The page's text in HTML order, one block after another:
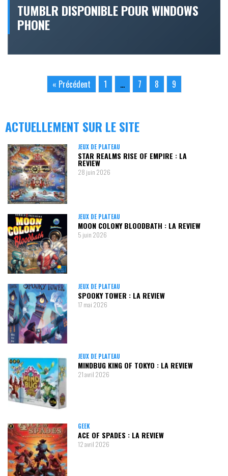
TUMBLR DISPONIBLE POUR WINDOWS
PHONE
« Précédent 1 … 7 8 9
ACTUELLEMENT SUR LE SITE
JEUX DE PLATEAU
STAR REALMS RISE OF EMPIRE : LA
REVIEW
28 juin 2026
JEUX DE PLATEAU
MOON COLONY BLOODBATH : LA REVIEW
5 juin 2026
JEUX DE PLATEAU
SPOOKY TOWER : LA REVIEW
17 mai 2026
JEUX DE PLATEAU
MINDBUG KING OF TOKYO : LA REVIEW
21 avril 2026
GEEK
ACE OF SPADES : LA REVIEW
12 avril 2026